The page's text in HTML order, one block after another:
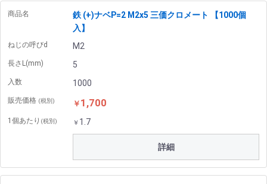
商品名
鉄 (+)ナベP=2 M2x5 三価クロメート 【1000個
入】
ねじの呼びd M2
長さL(mm) 5
入数 1000
販売価格 (税別) ￥ 1,700
1個あたり (税別) ￥ 1.7
詳細